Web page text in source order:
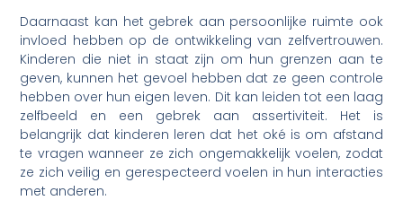
Daarnaast kan het gebrek aan persoonlijke ruimte ook
invloed hebben op de ontwikkeling van zelfvertrouwen.
Kinderen die niet in staat zijn om hun grenzen aan te
geven, kunnen het gevoel hebben dat ze geen controle
hebben over hun eigen leven. Dit kan leiden tot een laag
zelfbeeld en een gebrek aan assertiviteit. Het is
belangrijk dat kinderen leren dat het oké is om afstand
te vragen wanneer ze zich ongemakkelijk voelen, zodat
ze zich veilig en gerespecteerd voelen in hun interacties
met anderen.